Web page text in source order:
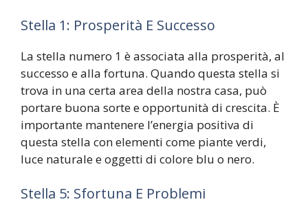
Stella 1: Prosperità E Successo
La stella numero 1 è associata alla prosperità, al
successo e alla fortuna. Quando questa stella si
trova in una certa area della nostra casa, può
portare buona sorte e opportunità di crescita. È
importante mantenere l’energia positiva di
questa stella con elementi come piante verdi,
luce naturale e oggetti di colore blu o nero.
Stella 5: Sfortuna E Problemi